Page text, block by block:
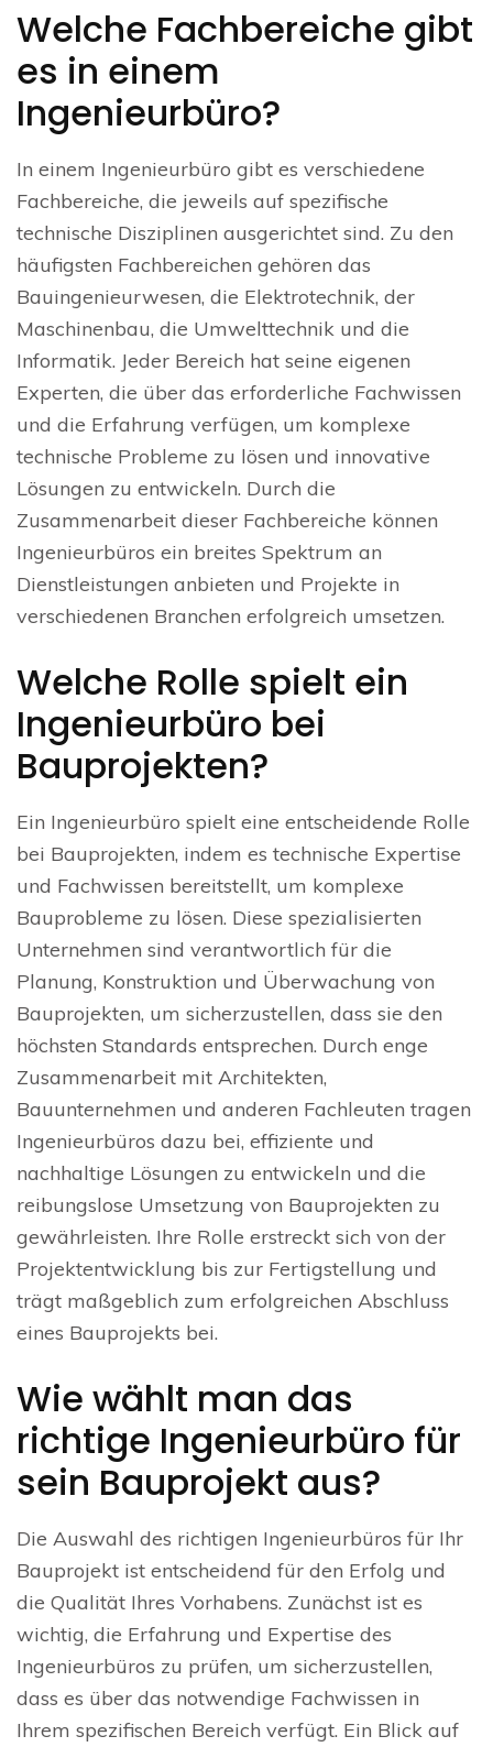
Welche Fachbereiche gibt
es in einem
Ingenieurbüro?
In einem Ingenieurbüro gibt es verschiedene
Fachbereiche, die jeweils auf spezifische
technische Disziplinen ausgerichtet sind. Zu den
häufigsten Fachbereichen gehören das
Bauingenieurwesen, die Elektrotechnik, der
Maschinenbau, die Umwelttechnik und die
Informatik. Jeder Bereich hat seine eigenen
Experten, die über das erforderliche Fachwissen
und die Erfahrung verfügen, um komplexe
technische Probleme zu lösen und innovative
Lösungen zu entwickeln. Durch die
Zusammenarbeit dieser Fachbereiche können
Ingenieurbüros ein breites Spektrum an
Dienstleistungen anbieten und Projekte in
verschiedenen Branchen erfolgreich umsetzen.
Welche Rolle spielt ein
Ingenieurbüro bei
Bauprojekten?
Ein Ingenieurbüro spielt eine entscheidende Rolle
bei Bauprojekten, indem es technische Expertise
und Fachwissen bereitstellt, um komplexe
Bauprobleme zu lösen. Diese spezialisierten
Unternehmen sind verantwortlich für die
Planung, Konstruktion und Überwachung von
Bauprojekten, um sicherzustellen, dass sie den
höchsten Standards entsprechen. Durch enge
Zusammenarbeit mit Architekten,
Bauunternehmen und anderen Fachleuten tragen
Ingenieurbüros dazu bei, effiziente und
nachhaltige Lösungen zu entwickeln und die
reibungslose Umsetzung von Bauprojekten zu
gewährleisten. Ihre Rolle erstreckt sich von der
Projektentwicklung bis zur Fertigstellung und
trägt maßgeblich zum erfolgreichen Abschluss
eines Bauprojekts bei.
Wie wählt man das
richtige Ingenieurbüro für
sein Bauprojekt aus?
Die Auswahl des richtigen Ingenieurbüros für Ihr
Bauprojekt ist entscheidend für den Erfolg und
die Qualität Ihres Vorhabens. Zunächst ist es
wichtig, die Erfahrung und Expertise des
Ingenieurbüros zu prüfen, um sicherzustellen,
dass es über das notwendige Fachwissen in
Ihrem spezifischen Bereich verfügt. Ein Blick auf